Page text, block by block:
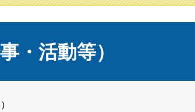
・活動等）